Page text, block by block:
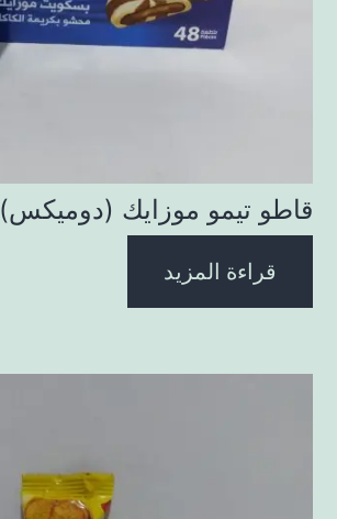
قاطو تيمو موزايك (دوميكس)
قراءة المزيد